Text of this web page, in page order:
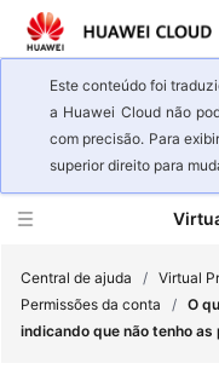
Este conteúdo foi
a Huawei Cloud não
com precisão. Para
superior direito para
Central de ajuda / Virtual
Permissões da conta
/ O
indicando que não tenho